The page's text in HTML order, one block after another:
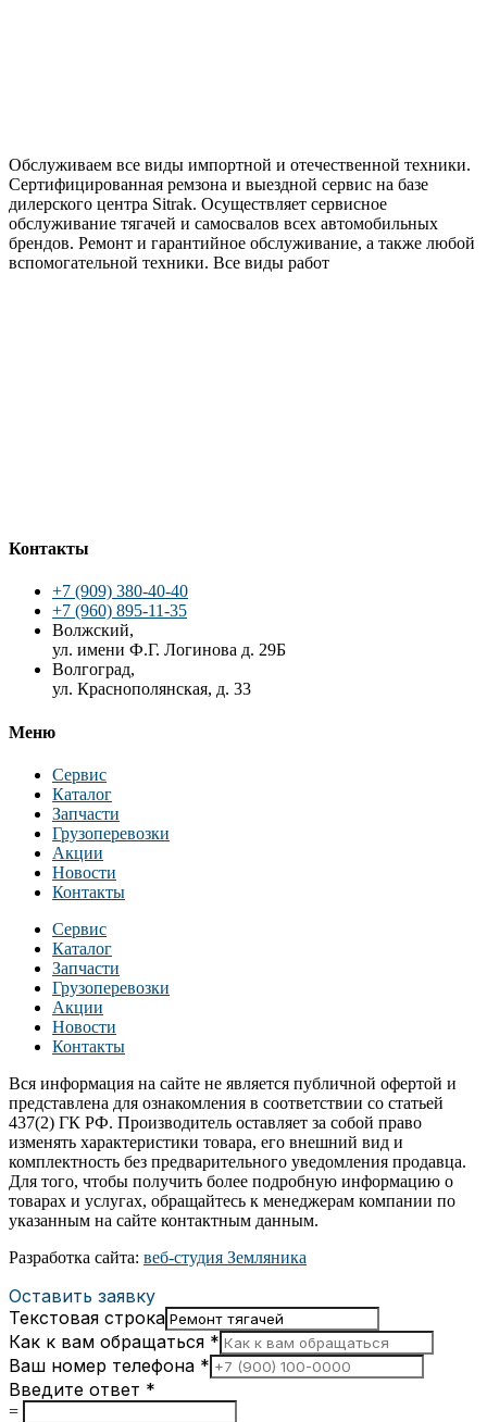
Обслуживаем все виды импортной и отечественной техники.
Сертифицированная ремзона и выездной сервис на базе
дилерского центра Sitrak. Осуществляет сервисное
обслуживание тягачей и самосвалов всех автомобильных
брендов. Ремонт и гарантийное обслуживание, а также любой
вспомогательной техники. Все виды работ
Контакты
+7 (909) 380-40-40
+7 (960) 895-11-35
Волжский,
ул. имени Ф.Г. Логинова д. 29Б
Волгоград,
ул. Краснополянская, д. 33
Меню
Сервис
Каталог
Запчасти
Грузоперевозки
Акции
Новости
Контакты
Сервис
Каталог
Запчасти
Грузоперевозки
Акции
Новости
Контакты
Вся информация на сайте не является публичной офертой и
представлена для ознакомления в соответствии со статьей
437(2) ГК РФ. Производитель оставляет за собой право
изменять характеристики товара, его внешний вид и
комплектность без предварительного уведомления продавца.
Для того, чтобы получить более подробную информацию о
товарах и услугах, обращайтесь к менеджерам компании по
указанным на сайте контактным данным.
Разработка сайта: веб-студия Земляника
Оставить заявку
Текстовая строка
Как к вам обращаться *
Ваш номер телефона *
Введите ответ *
=